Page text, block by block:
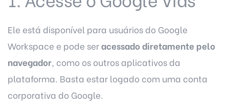
Ele está disponível para usuários do Google
Workspace e pode seracessado diretamente pelo
navegador, como os outros aplicativos da
plataforma. Basta estar logado com uma conta
corporativa do Google.